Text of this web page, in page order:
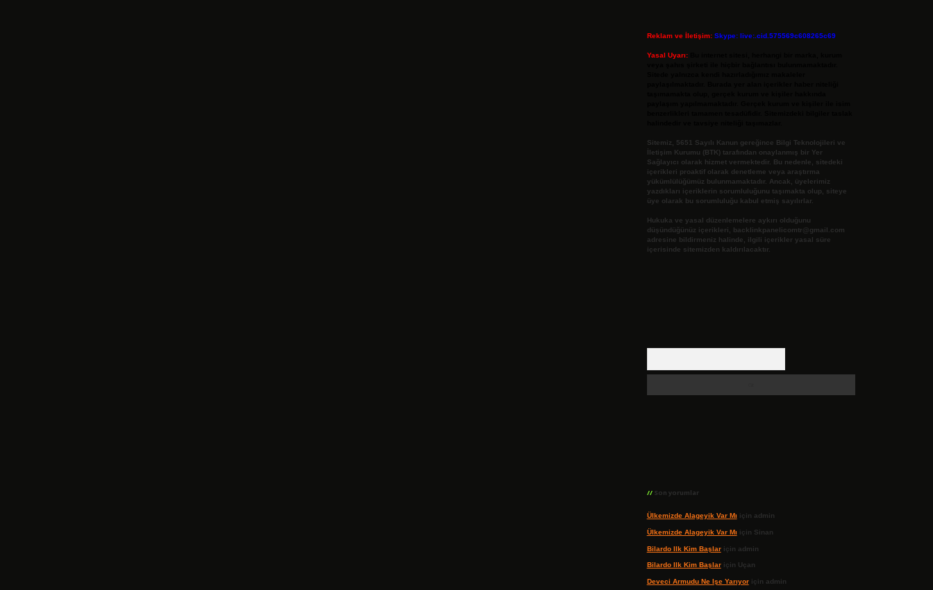
Reklam ve İletişim: Skype: live:.cid.575569c608265c69
Yasal Uyarı:
Sitemiz, 5651 Sayılı Kanun gereğince Bilgi Teknolojileri ve
İletişim Kurumu (BTK) tarafından onaylanmış bir Yer
Sağlayıcı olarak hizmet vermektedir. Bu nedenle, sitedeki
içerikleri proaktif olarak denetleme veya araştırma
yükümlülüğümüz bulunmamaktadır. Ancak, üyelerimiz
yazdıkları içeriklerin sorumluluğunu taşımakta olup, siteye
üye olarak bu sorumluluğu kabul etmiş sayılırlar.
Hukuka ve yasal düzenlemelere aykırı olduğunu
düşündüğünüz içerikleri,
backlinkpanelicomtr@gmail.com
adresine bildirmeniz halinde, ilgili içerikler yasal süre
içerisinde sitemizden kaldırılacaktır.
Son yorumlar
Ülkemizde Alageyik Var Mı için admin
Ülkemizde Alageyik Var Mı için Sinan
Bilardo Ilk Kim Başlariçin admin
Bilardo Ilk Kim Başlariçin Uçan
Deveci Armudu Ne Işe Yarıyoriçin admin